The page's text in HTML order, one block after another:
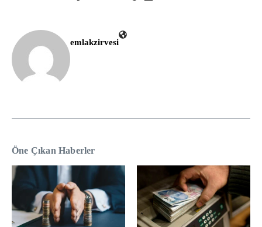
emlakzirvesi
Öne Çıkan Haberler